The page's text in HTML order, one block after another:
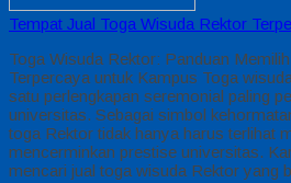
Tempat Jual Toga Wisuda Rektor
Toga Wisuda Rektor: Panduan
Terpercaya untuk Kampus Toga
satu perlengkapan seremonial paling
universitas. Sebagai simbol
toga Rektor tidak hanya harus terlihat
mencerminkan prestise universitas.
mencari jual toga wisuda Rektor yang